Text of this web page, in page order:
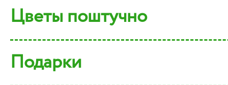
Цветы поштучно
Подарки